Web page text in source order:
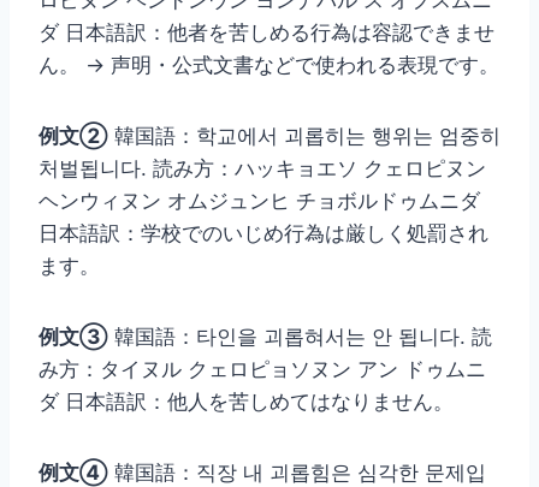
ダ 日本語訳：他者を苦しめる行為は容認できませ
ん。 → 声明・公式文書などで使われる表現です。
例文② 韓国語：학교에서 괴롭히는 행위는 엄중히
처벌됩니다. 読み方：ハッキョエソ クェロピヌン
ヘンウィヌン オムジュンヒ チョボルドゥムニダ
日本語訳：学校でのいじめ行為は厳しく処罰され
ます。
例文③ 韓国語：타인을 괴롭혀서는 안 됩니다. 読
み方：タイヌル クェロピョソヌン アン ドゥムニ
ダ 日本語訳：他人を苦しめてはなりません。
例文④ 韓国語：직장 내 괴롭힘은 심각한 문제입